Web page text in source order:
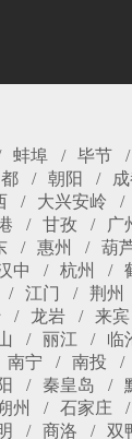
蚌埠 毕节
朝阳
大兴安岭
甘孜 广
惠州 葫
中 杭州
江门 荆州
龙岩 来宾
丽江 临
南宁 南投
秦皇岛
州 石家庄
商洛 双